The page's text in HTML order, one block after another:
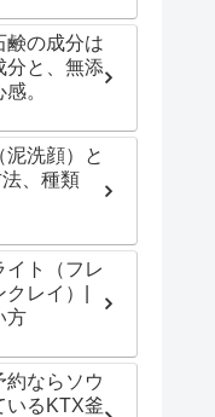
鹸の成分は
分と、無添
。
泥洗顔）と
、種類
イト（フレ
レイ）|
方
約ならソウ
いるKTX釜